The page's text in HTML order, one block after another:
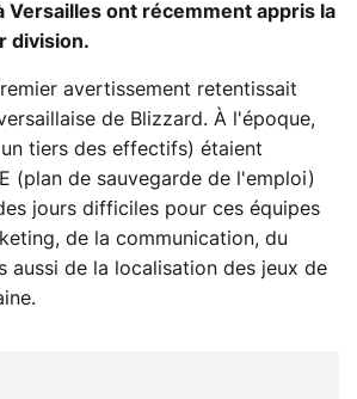
Versailles ont récemment appris la
division.
avertissement retentissait
de Blizzard. À l'époque,
tiers des effectifs) étaient
(plan de sauvegarde de l'emploi)
jours difficiles pour ces équipes
de la communication, du
aussi de la localisation des jeux de